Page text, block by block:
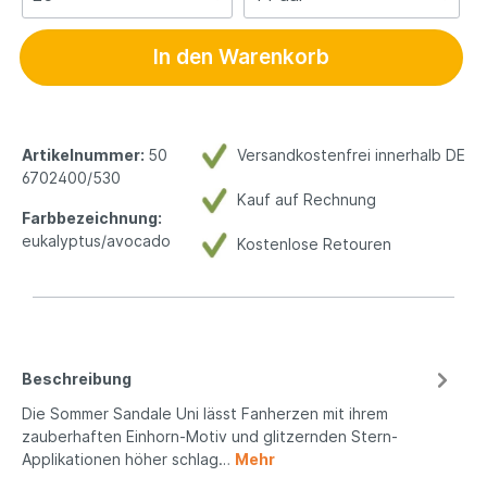
In den Warenkorb
Versandkostenfrei innerhalb DE
Kauf auf Rechnung
Kostenlose Retouren
Artikelnummer: 50
6702400/530
Farbbezeichnung:
eukalyptus/avocado
Beschreibung
Die Sommer Sandale Uni lässt Fanherzen mit ihrem
zauberhaften Einhorn-Motiv und glitzernden Stern-
Applikationen höher schlag… Mehr